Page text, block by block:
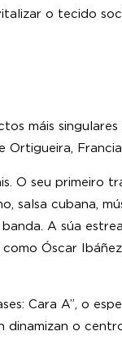
o tecido
máis
O seu primeiro
salsa cubana,
A súa
Óscar
Cara A”, o
dinamizan o